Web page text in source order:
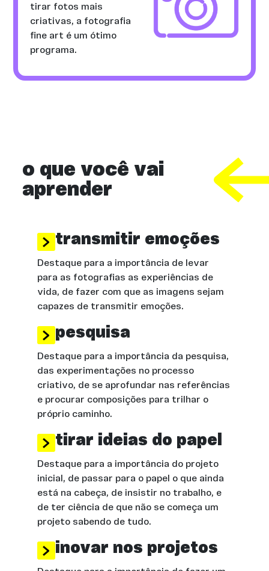
tirar fotos mais
criativas, a fotografia
fine art é um ótimo
programa.
o que você vai
aprender
transmitir emoções
Destaque para a importância de levar
para as fotografias as experiências de
vida, de fazer com que as imagens sejam
capazes de transmitir emoções.
pesquisa
Destaque para a importância da pesquisa,
das experimentações no processo
criativo, de se aprofundar nas referências
e procurar composições para trilhar o
próprio caminho.
tirar ideias do papel
Destaque para a importância do projeto
inicial, de passar para o papel o que ainda
está na cabeça, de insistir no trabalho, e
de ter ciência de que não se começa um
projeto sabendo de tudo.
inovar nos projetos